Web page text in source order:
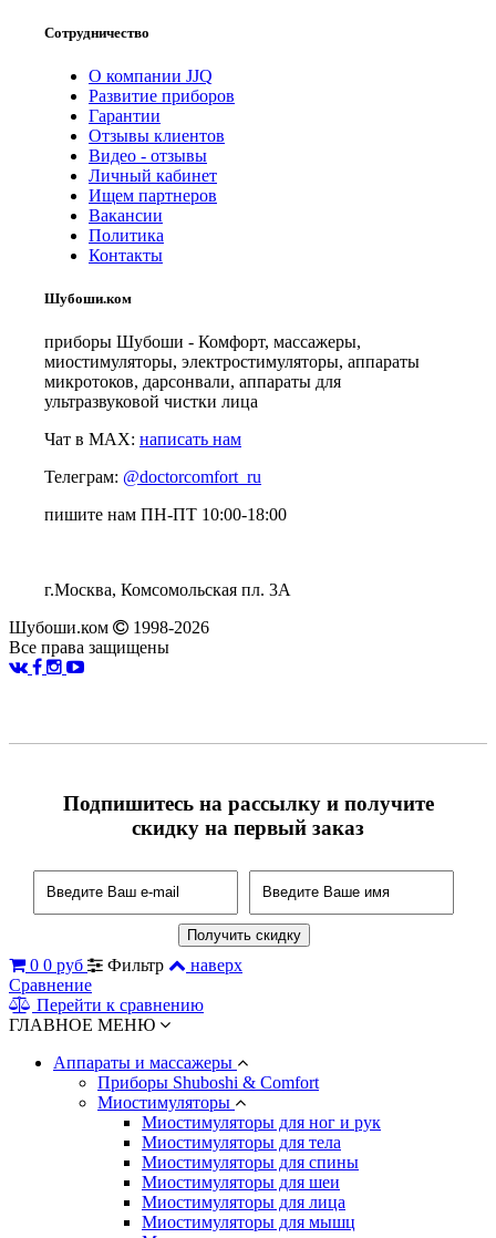
Сотрудничество
О компании JJQ
Развитие приборов
Гарантии
Отзывы клиентов
Видео - отзывы
Личный кабинет
Ищем партнеров
Вакансии
Политика
Контакты
Шубоши.ком
приборы Шубоши - Комфорт, массажеры,
миостимуляторы, электростимуляторы, аппараты
микротоков, дарсонвали, аппараты для
ультразвуковой чистки лица
Чат в MAX: написать нам
Телеграм: @doctorcomfort_ru
пишите нам ПН-ПТ 10:00-18:00
г.Москва, Комсомольская пл. 3А
Шубоши.ком
1998-2026
Все права защищены
Подпишитесь на рассылку и получите
скидку на первый заказ
0 0 руб Фильтр
наверх
Сравнение
Перейти к сравнению
ГЛАВНОЕ МЕНЮ
Аппараты и массажеры
Приборы Shuboshi & Comfort
Миостимуляторы
Миостимуляторы для ног и рук
Миостимуляторы для тела
Миостимуляторы для спины
Миостимуляторы для шеи
Миостимуляторы для лица
Миостимуляторы для мышц